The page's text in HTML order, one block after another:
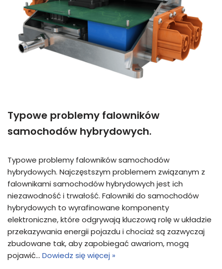
Typowe problemy falowników
samochodów hybrydowych.
Typowe problemy falowników samochodów
hybrydowych. Najczęstszym problemem związanym z
falownikami samochodów hybrydowych jest ich
niezawodność i trwałość. Falowniki do samochodów
hybrydowych to wyrafinowane komponenty
elektroniczne, które odgrywają kluczową rolę w układzie
przekazywania energii pojazdu i chociaż są zazwyczaj
zbudowane tak, aby zapobiegać awariom, mogą
pojawić… Dowiedz się więcej »